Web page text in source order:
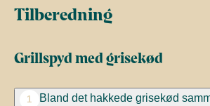
Tilberedning
Grillspyd med grisekød
1
Bland det hakkede grisekød